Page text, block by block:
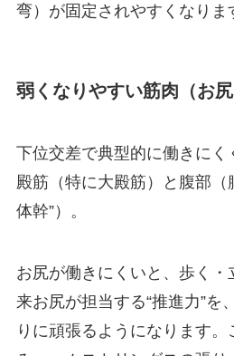
弯）が固定されやすくなりま
弱くなりやすい筋肉（お尻
下位交差で典型的に働きにく
殿筋（特に大殿筋）と腹部（
体幹”）。
お尻が働きにくいと、歩く・
来お尻が担当する“推進力”を
りに頑張るようになります